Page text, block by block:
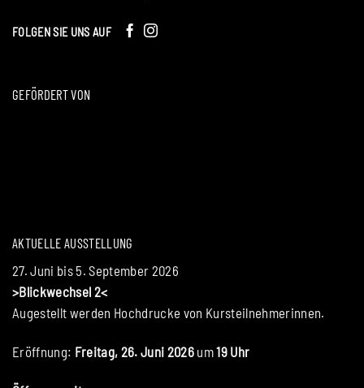
FOLGEN SIE UNS AUF
GEFÖRDERT VON
AKTUELLE AUSSTELLUNG
27. Juni bis 5. September 2026
>Blickwechsel 2<
Augestellt werden Hochdrucke von Kursteilnehmerinnen.
Eröffnung: Freitag, 26. Juni 2026 um19 Uhr